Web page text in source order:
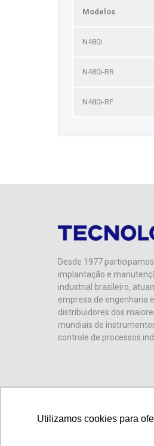
Utilizamos cookies para
Utilizamos cookies para
Modelos
N480i
N480i-RR
N480i-RF
Desde 1977
implantação e
industrial brasileiro,
empresa de engenharia
distribuidores dos
mundiais de
controle de processos